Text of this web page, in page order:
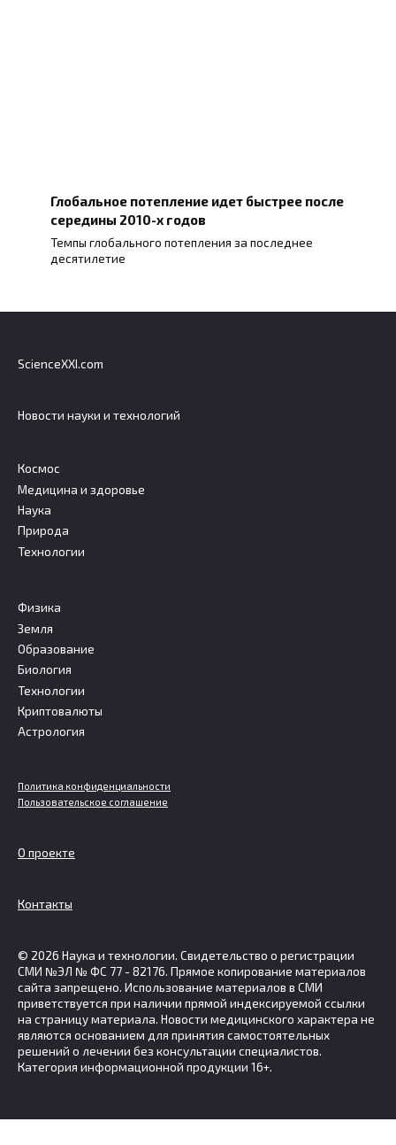
Глобальное потепление идет быстрее после
середины 2010-х годов
Темпы глобального потепления за последнее
десятилетие
ScienceXXI.com
Новости науки и технологий
Космос
Медицина и здоровье
Наука
Природа
Технологии
Физика
Земля
Образование
Биология
Технологии
Криптовалюты
Астрология
Политика конфиденциальности
Пользовательское соглашение
О проекте
Контакты
© 2026 Наука и технологии. Свидетельство о регистрации
СМИ №ЭЛ № ФС 77 - 82176. Прямое копирование материалов
сайта запрещено. Использование материалов в СМИ
приветствуется при наличии прямой индексируемой ссылки
на страницу материала. Новости медицинского характера не
являются основанием для принятия самостоятельных
решений о лечении без консультации специалистов.
Категория информационной продукции 16+.